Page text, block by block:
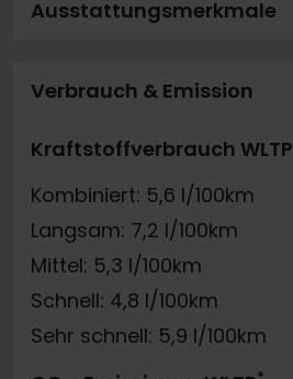
Ausstattungsmerkmale
Verbrauch & Emission
Kraftstoffverbrauch WLTP
Kombiniert: 5,6 l/100km
Langsam: 7,2 l/100km
Mittel: 5,3 l/100km
Schnell: 4,8 l/100km
Sehr schnell: 5,9 l/100km